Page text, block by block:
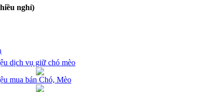
nghỉ)
dịch vụ giữ chó mèo
mua bán Chó, Mèo